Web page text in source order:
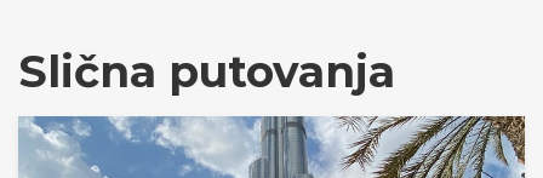
Slična putovanja